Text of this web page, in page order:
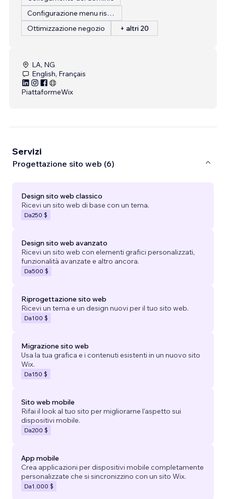
Configurazione menu ristorante
Ottimizzazione negozio
+ altri 20
LA, NG
English, Français
PiattaformeWix
Servizi
Progettazione sito web (6)
Design sito web classico
Ricevi un sito web di base con un tema.
Da250 $
Design sito web avanzato
Ricevi un sito web con elementi grafici personalizzati,
funzionalità avanzate e altro ancora.
Da500 $
Riprogettazione sito web
Ricevi un tema e un design nuovi per il tuo sito web.
Da100 $
Migrazione sito web
Usa la tua grafica e i contenuti esistenti in un nuovo sito
Wix.
Da150 $
Sito web mobile
Rifai il look al tuo sito per migliorarne l'aspetto sui
dispositivi mobile.
Da200 $
App mobile
Crea applicazioni per dispositivi mobile completamente
personalizzate che si sincronizzino con un sito Wix.
Da1.000 $